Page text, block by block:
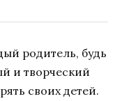
родитель, будь
и творческий
своих детей.